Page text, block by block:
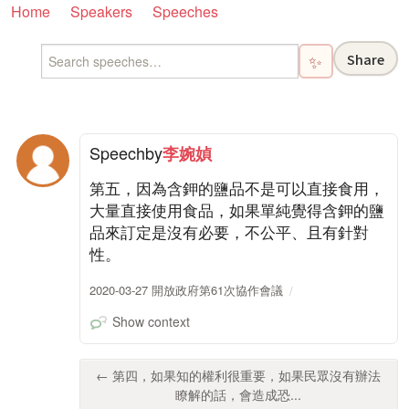
Home Speakers Speeches
✨ Share
Speechby李婉媜
第五，因為含鉀的鹽品不是可以直接食用，
大量直接使用食品，如果單純覺得含鉀的鹽
品來訂定是沒有必要，不公平、且有針對
性。
2020-03-27 開放政府第61次協作會議
Show context
← 第四，如果知的權利很重要，如果民眾沒有辦法
瞭解的話，會造成恐...